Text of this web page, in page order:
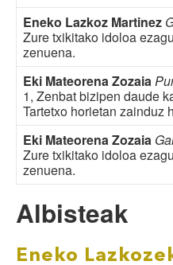
Eneko Lazkoz Martinez
Zure txikitako idoloa
zenuena.
Eki Mateorena Zozaia
1, Zenbat bizipen daude
Tartetxo horietan zainduz
Eki Mateorena Zozaia
Zure txikitako idoloa
zenuena.
Albisteak
Eneko